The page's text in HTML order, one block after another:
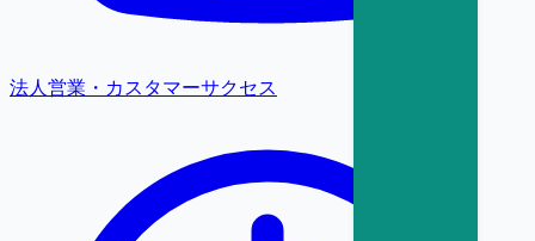
法人営業・カスタマーサクセス